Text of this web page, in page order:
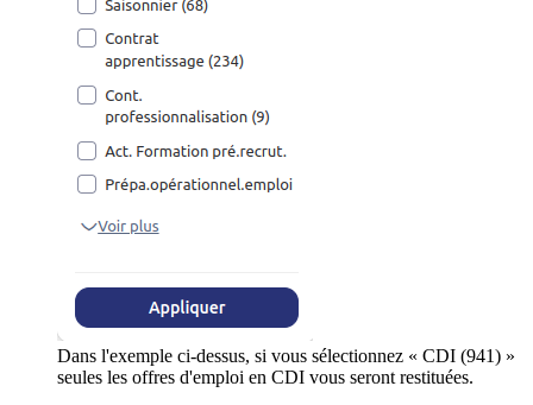
Dans l'exemple ci-dessus, si vous sélectionnez « CDI (941) »
seules les offres d'emploi en CDI vous seront restituées.